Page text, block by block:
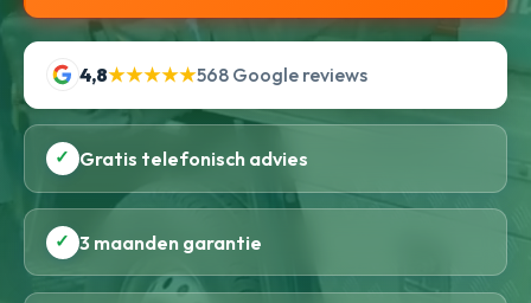
4,8★★★★★568 Google reviews
✓ Gratis telefonisch advies
✓ 3 maanden garantie